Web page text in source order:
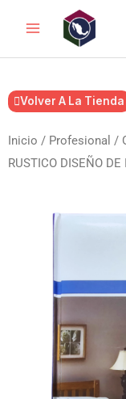
contenido
Volver A La Tienda
Inicio / Profesional /
RUSTICO DISEÑO